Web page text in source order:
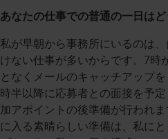
あなたの仕事での普通の一日は
私が早朝から事務所にいるのは
けない仕事が多いからです。7時
となくメールのキャッチアップ
時半以降に応募者との面接を予
加アポイントの後準備が行われ
に入る素晴らしい準備は、私に